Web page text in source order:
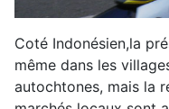
Coté Indonésien,la
même dans les
autochtones, mais la